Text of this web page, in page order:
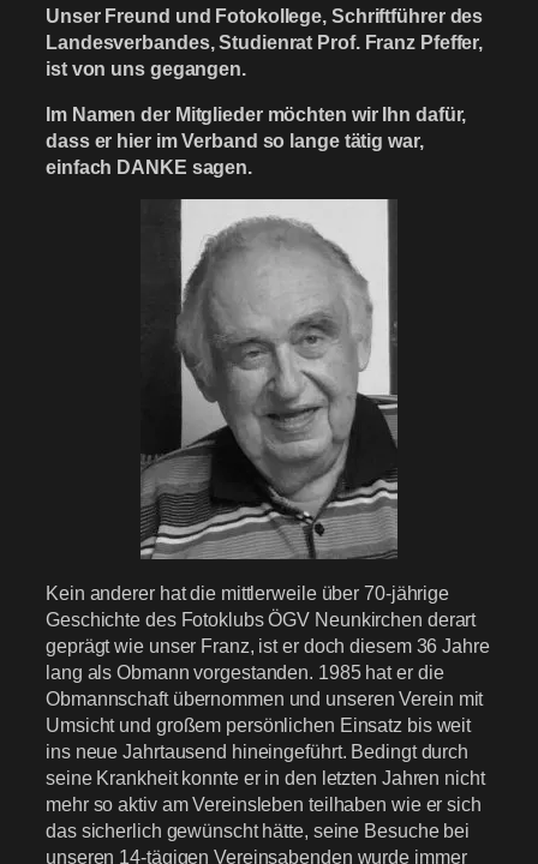
Unser Freund und Fotokollege, Schriftführer des
Landesverbandes, Studienrat Prof. Franz Pfeffer,
ist von uns gegangen.
Im Namen der Mitglieder möchten wir Ihn dafür,
dass er hier im Verband so lange tätig war,
einfach DANKE sagen.
Kein anderer hat die mittlerweile über 70-jährige
Geschichte des Fotoklubs ÖGV Neunkirchen derart
geprägt wie unser Franz, ist er doch diesem 36 Jahre
lang als Obmann vorgestanden. 1985 hat er die
Obmannschaft übernommen und unseren Verein mit
Umsicht und großem persönlichen Einsatz bis weit
ins neue Jahrtausend hineingeführt. Bedingt durch
seine Krankheit konnte er in den letzten Jahren nicht
mehr so aktiv am Vereinsleben teilhaben wie er sich
das sicherlich gewünscht hätte, seine Besuche bei
unseren 14-tägigen Vereinsabenden wurde immer